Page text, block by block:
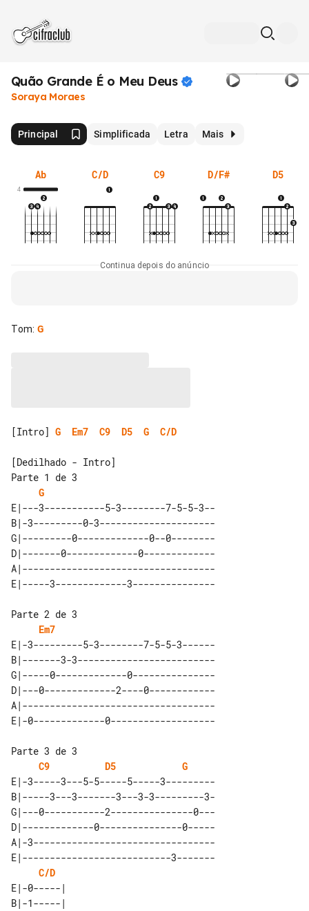
Quão Grande É o Meu Deus
Soraya Moraes
Principal Simplificada Letra Mais
Ab
4
C/D C9 D/F# D5
Continua depois do anúncio
Tom: G
[Intro] G Em7 C9 D5 G C/D
[Dedilhado - Intro]
Parte 1 de 3
G
E|---3-----------5-3--------7-5-5-3--
B|-3---------0-3---------------------
G|---------0-------------0--0--------
D|-------0-------------0-------------
A|-----------------------------------
Parte 2 de 3
Em7
E|-3---------5-3--------7-5-5-3------
B|-------3-3-------------------------
G|-----0-------------0---------------
D|---0-------------2----0------------
A|-----------------------------------
Parte 3 de 3
C9
D5
G
E|-3-----3---5-5-----5-----3---------
B|-----3---3-------3---3-3---------3-
G|---0-----------2---------------0---
D|-------------0---------------0-----
A|-3---------------------------------
E|---------------------------3-------
C/D
E|-0-----|
B|-1-----|